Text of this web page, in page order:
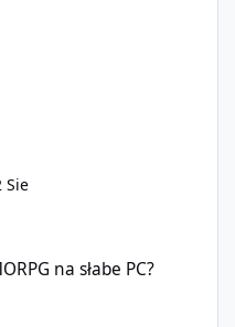
Sie
na słabe PC?